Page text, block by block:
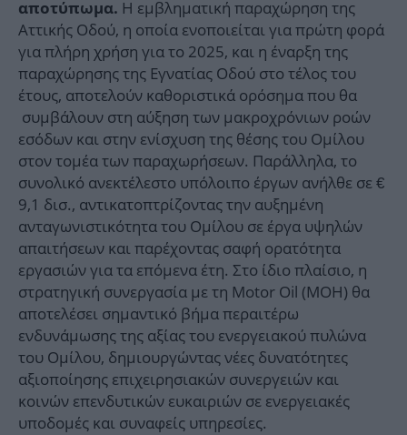
αποτύπωμα. Η εμβληματική παραχώρηση της
Αττικής Οδού, η οποία ενοποιείται για πρώτη φορά
για πλήρη χρήση για το 2025, και η έναρξη της
παραχώρησης της Εγνατίας Οδού στο τέλος του
έτους, αποτελούν καθοριστικά ορόσημα που θα
συμβάλουν στη αύξηση των μακροχρόνιων ροών
εσόδων και στην ενίσχυση της θέσης του Ομίλου
στον τομέα των παραχωρήσεων. Παράλληλα, το
συνολικό ανεκτέλεστο υπόλοιπο έργων ανήλθε σε €
9,1 δισ., αντικατοπτρίζοντας την αυξημένη
ανταγωνιστικότητα του Ομίλου σε έργα υψηλών
απαιτήσεων και παρέχοντας σαφή ορατότητα
εργασιών για τα επόμενα έτη. Στο ίδιο πλαίσιο, η
στρατηγική συνεργασία με τη Motor Oil (MOH) θα
αποτελέσει σημαντικό βήμα περαιτέρω
ενδυνάμωσης της αξίας του ενεργειακού πυλώνα
του Ομίλου, δημιουργώντας νέες δυνατότητες
αξιοποίησης επιχειρησιακών συνεργειών και
κοινών επενδυτικών ευκαιριών σε ενεργειακές
υποδομές και συναφείς υπηρεσίες.